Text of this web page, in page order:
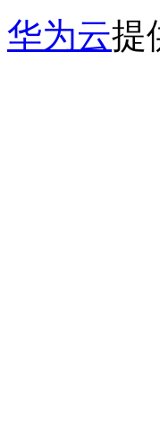
华为云提